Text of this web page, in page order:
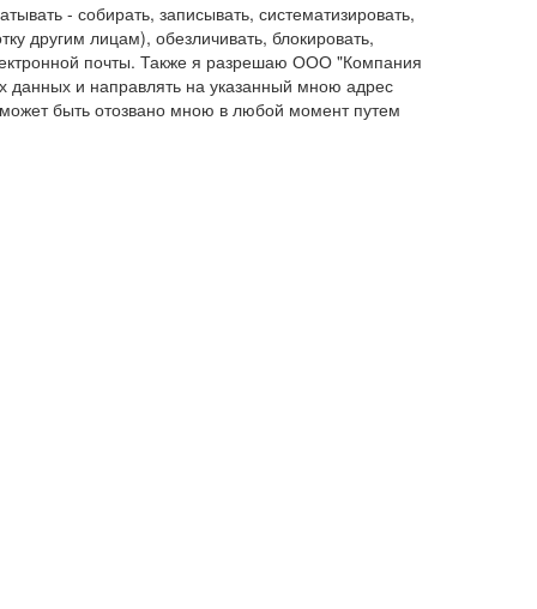
- собирать, записывать, систематизировать,
другим лицам), обезличивать, блокировать,
почты. Также я разрешаю ООО "Компания
данных и направлять на указанный мною адрес
быть отозвано мною в любой момент путем